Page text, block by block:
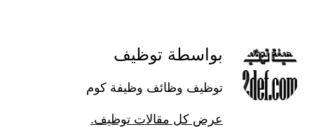
بواسطة توظيف
توظيف وظائف وظيفة كوم
عرض كل مقالات توظيف.